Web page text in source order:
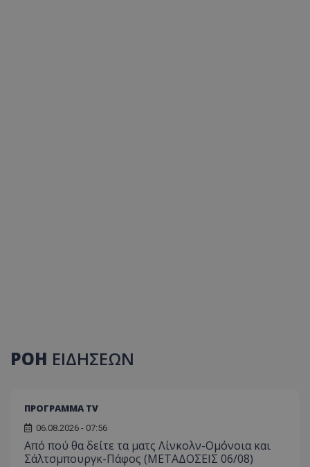
ΡΟΗ ΕΙΔΗΣΕΩΝ
ΠΡΟΓΡΑΜΜΑ TV
06.08.2026 - 07:56
Από πού θα δείτε τα ματς Λίνκολν-Ομόνοια και
Σάλτσμπουργκ-Πάφος (ΜΕΤΑΔΟΣΕΙΣ 06/08)